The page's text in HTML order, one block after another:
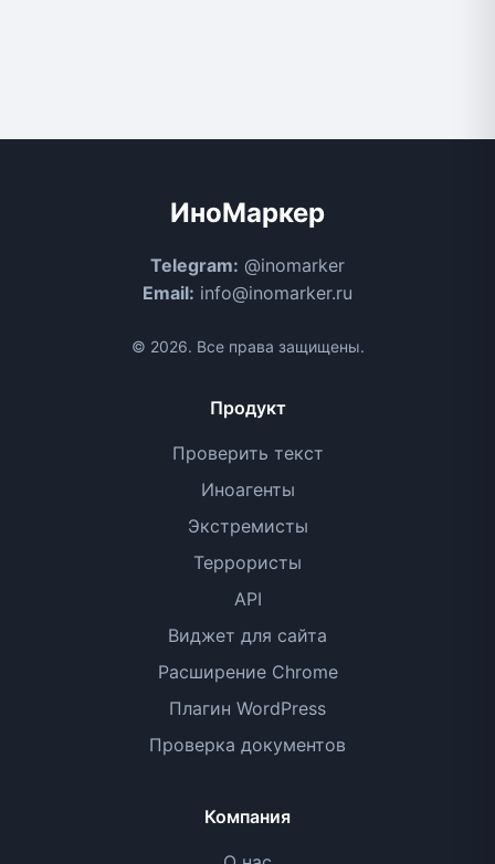
ИноМаркер
Telegram: @inomarker
Email: info@inomarker.ru
© 2026. Все права защищены.
Продукт
Проверить текст
Иноагенты
Экстремисты
Террористы
API
Виджет для сайта
Расширение Chrome
Плагин WordPress
Проверка документов
Компания